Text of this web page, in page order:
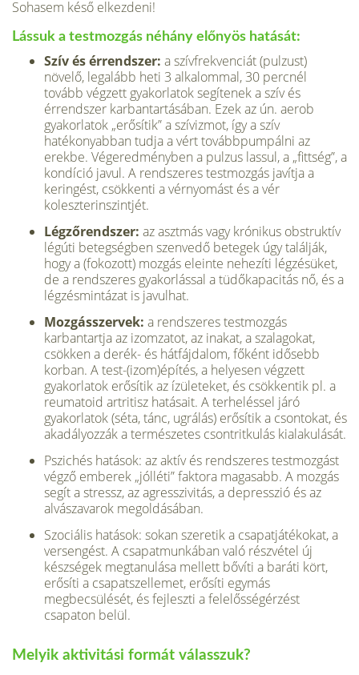
Sohasem késő elkezdeni!
Lássuk a test­mozgás néhány előnyös hatását:
Szív és érrendszer: a szívfrekvenciát (pulzust)
növelő, legalább heti 3 alka­lommal, 30 percnél
tovább végzett gya­korlatok segítenek a szív és
érrendszer karbantartásában. Ezek az ún. aerob
gyakorlatok „erősítik” a szívizmot, így a szív
hatékonyabban tudja a vért tovább­pumpálni az
erekbe. Végeredményben a pulzus lassul, a „fittség”, a
kondíció ja­vul. A rendszeres testmozgás javítja a
keringést, csökkenti a vérnyomást és a vér
koleszterinszintjét.
Légzőrendszer: az asztmás vagy króni­kus obstruktív
légúti betegségben szen­vedő betegek úgy találják,
hogy a (foko­zott) mozgás eleinte nehezíti légzésü­ket,
de a rendszeres gyakorlással a tüdőkapacitás nő, és a
légzésmintázat is javulhat.
Mozgásszervek: a rendszeres testmoz­gás
karbantartja az izomzatot, az inakat, a szalagokat,
csökken a derék- és hátfáj­dalom, főként idősebb
korban. A test-(izom)építés, a helyesen végzett
gyakor­latok erősítik az ízületeket, és csökken­tik pl. a
reumatoid artritisz hatásait. A terheléssel járó
gyakorlatok (séta, tánc, ugrálás) erősítik a csontokat, és
akadályozzák a természetes csontritku­lás kialakulását.
Pszichés hatások: az aktív és rendszeres testmozgást
végző emberek „jólléti” fak­tora magasabb. A mozgás
segít a stressz, az agresszivitás, a depresszió és az
alvás­zavarok megoldásában.
Szociális hatások: sokan szeretik a csa­patjátékokat, a
versengést. A csapat­munkában való részvétel új
készségek megtanulása mellett bővíti a baráti kört,
erősíti a csapatszellemet, erősíti egymás
megbecsülését, és fejleszti a felelősség­érzést
csapaton belül.
Melyik aktivitási formát válasszuk?